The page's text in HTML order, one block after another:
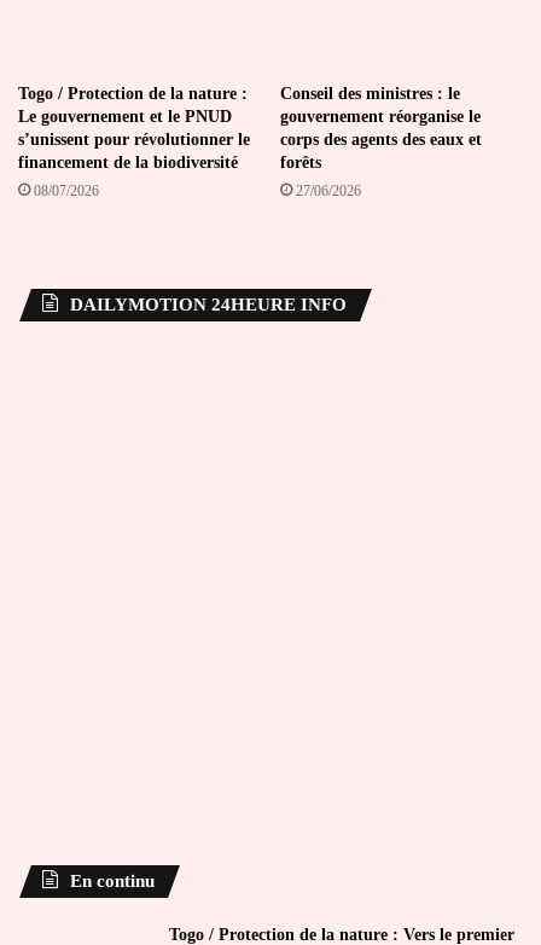
Togo / Protection de la nature :
Le gouvernement et le PNUD
s’unissent pour révolutionner le
financement de la biodiversité
08/07/2026
Conseil des ministres : le
gouvernement réorganise le
corps des agents des eaux et
forêts
27/06/2026
DAILYMOTION 24HEURE INFO
En continu
Togo / Protection de la nature : Vers le premier